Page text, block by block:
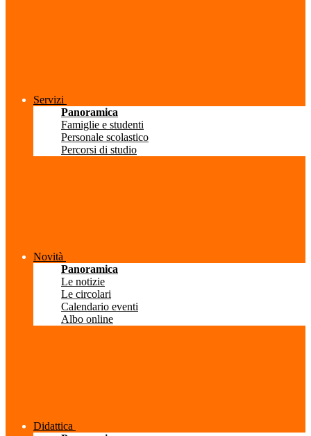
Servizi
Panoramica
Famiglie e studenti
Personale scolastico
Percorsi di studio
Novità
Panoramica
Le notizie
Le circolari
Calendario eventi
Albo online
Didattica